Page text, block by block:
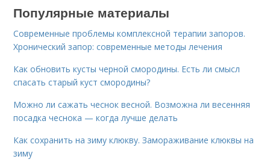
Популярные материалы
Современные проблемы комплексной терапии запоров.
Хронический запор: современные методы лечения
Как обновить кусты черной смородины. Есть ли смысл
спасать старый куст смородины?
Можно ли сажать чеснок весной. Возможна ли весенняя
посадка чеснока — когда лучше делать
Как сохранить на зиму клюкву. Замораживание клюквы на
зиму